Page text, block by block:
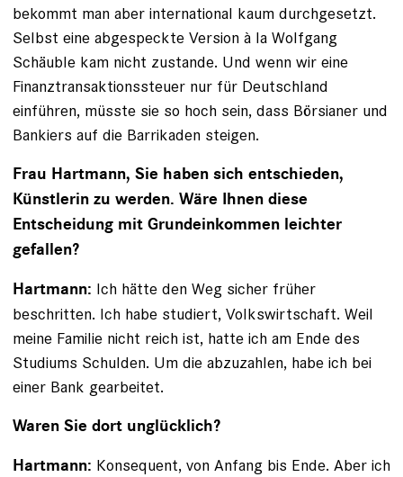
bekommt man aber international kaum durchgesetzt.
Selbst eine abgespeckte Version à la Wolfgang
Schäuble kam nicht zustande. Und wenn wir eine
Finanztransaktionssteuer nur für Deutschland
einführen, müsste sie so hoch sein, dass Börsianer und
Bankiers auf die Barrikaden steigen.
Frau Hartmann, Sie haben sich entschieden,
Künstlerin zu werden. Wäre Ihnen diese
Entscheidung mit Grundeinkommen leichter
gefallen?
Hartmann: Ich hätte den Weg sicher früher
beschritten. Ich habe studiert, Volkswirtschaft. Weil
meine Familie nicht reich ist, hatte ich am Ende des
Studiums Schulden. Um die abzuzahlen, habe ich bei
einer Bank gearbeitet.
Waren Sie dort unglücklich?
Hartmann: Konsequent, von Anfang bis Ende. Aber ich